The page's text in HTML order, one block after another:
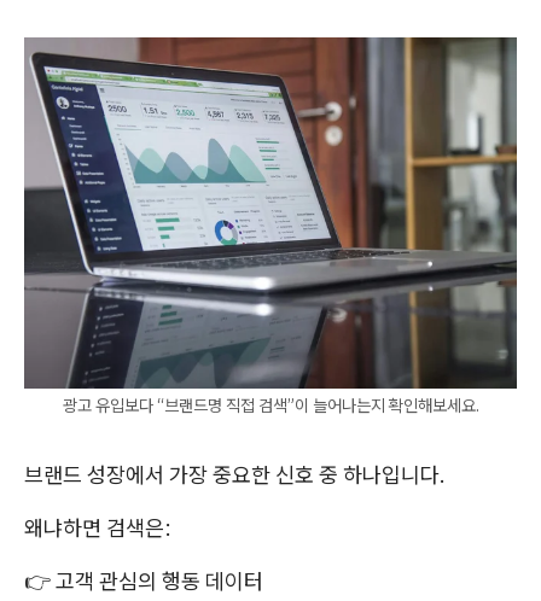
광고 유입보다 “브랜드명 직접 검색”이 늘어나는지 확인해보세요.
브랜드 성장에서 가장 중요한 신호 중 하나입니다.
왜냐하면 검색은:
👉 고객 관심의 행동 데이터